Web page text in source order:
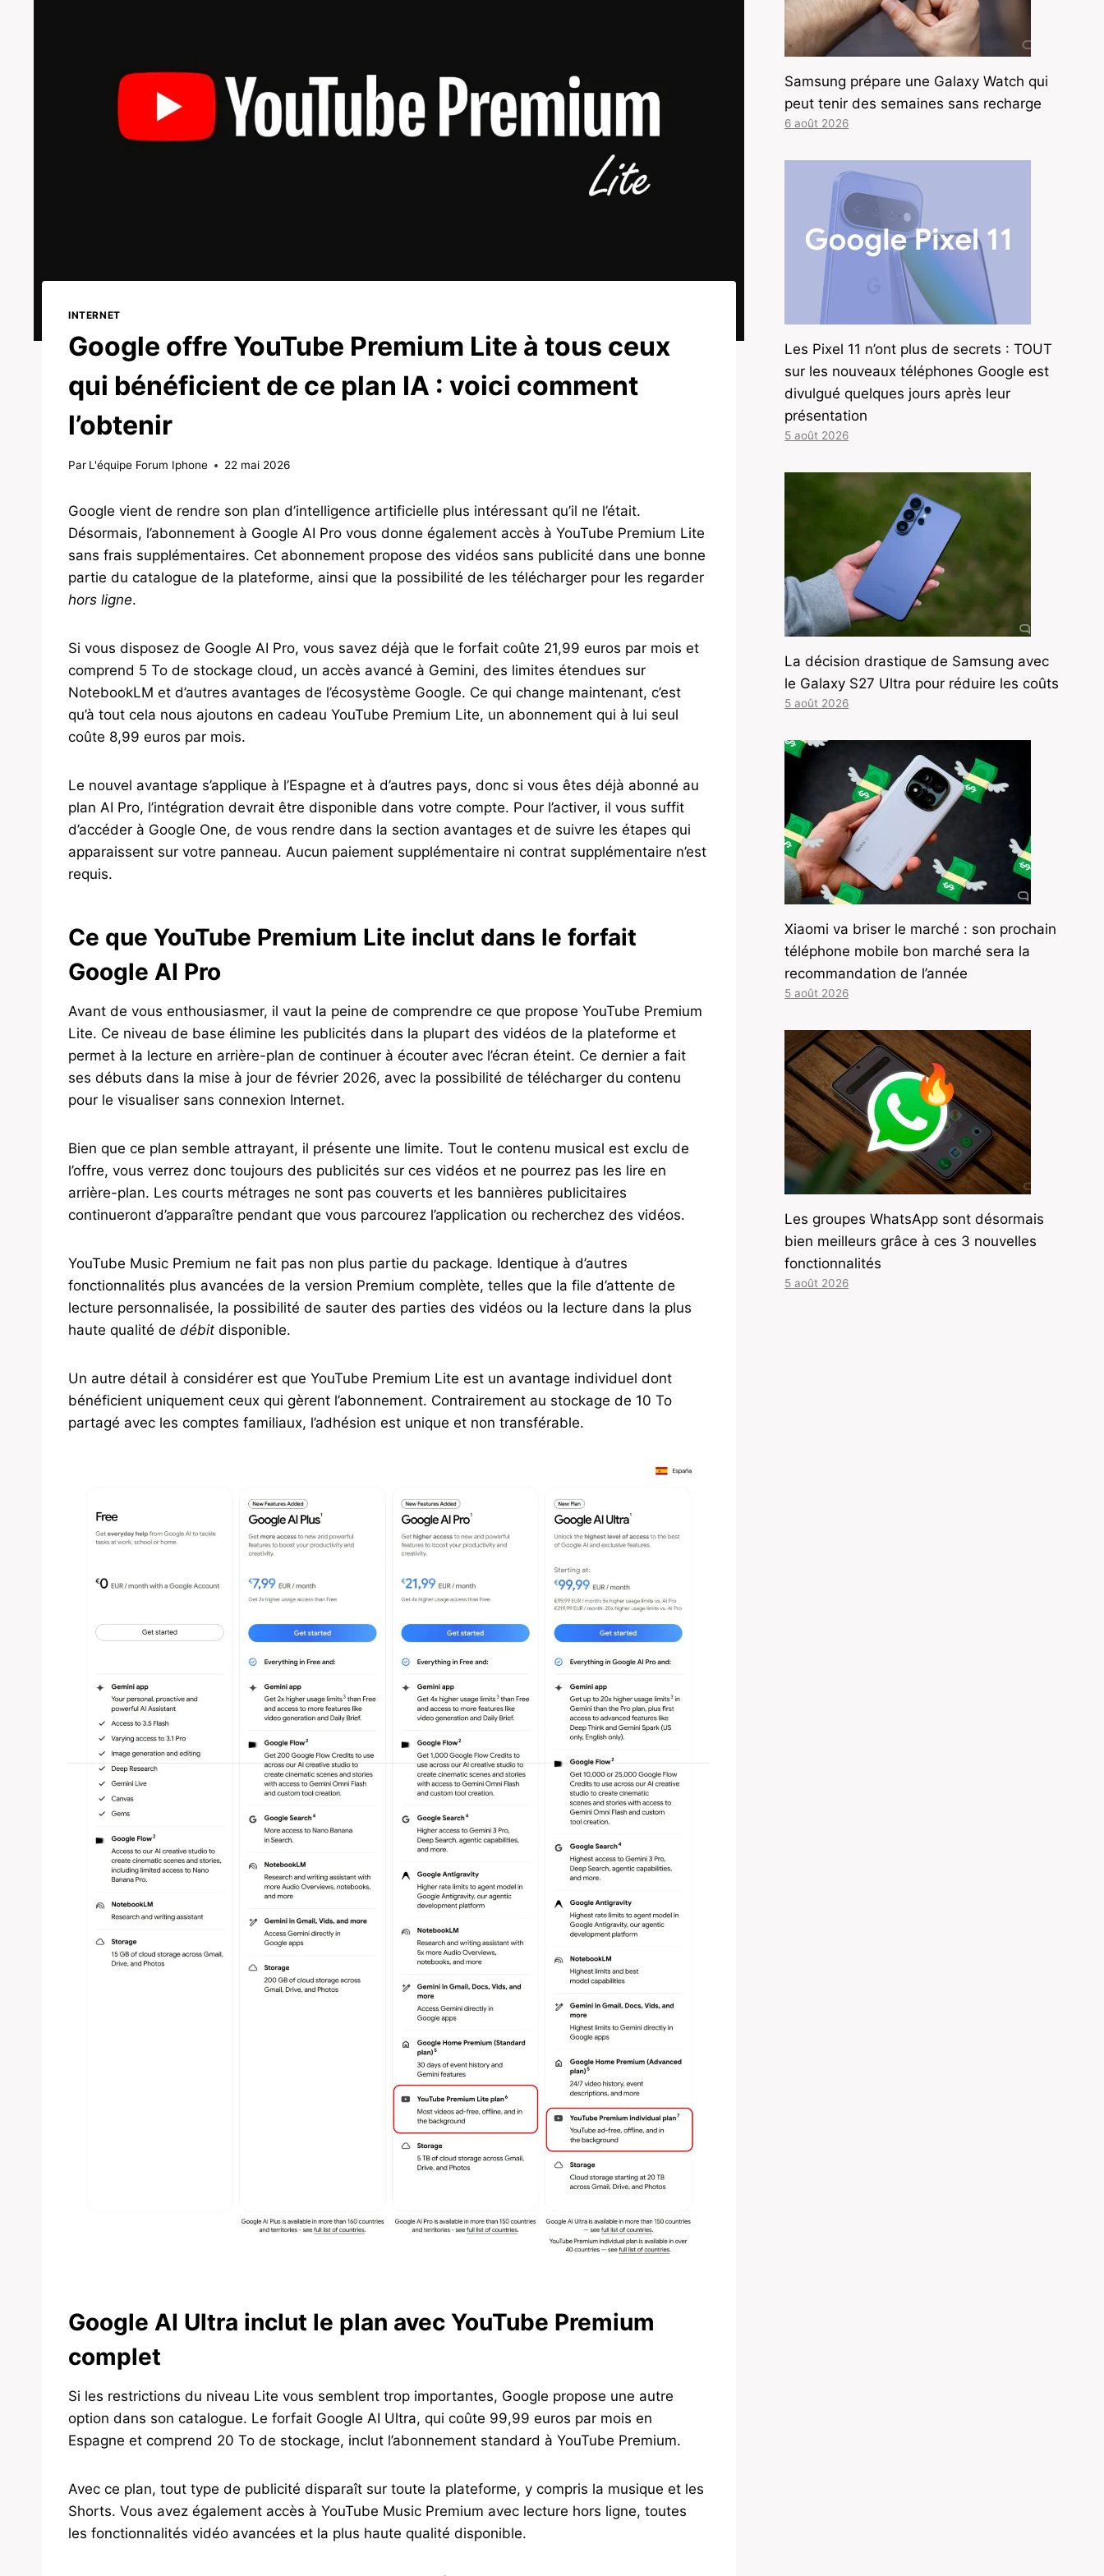
INTERNET
Google offre YouTube Premium Lite à tous ceux
qui bénéficient de ce plan IA : voici comment
l’obtenir
Par L'équipe Forum Iphone 22 mai 2026
Google vient de rendre son plan d’intelligence artificielle plus intéressant qu’il ne l’était.
Désormais, l’abonnement à Google AI Pro vous donne également accès à YouTube Premium Lite
sans frais supplémentaires. Cet abonnement propose des vidéos sans publicité dans une bonne
partie du catalogue de la plateforme, ainsi que la possibilité de les télécharger pour les regarder
hors ligne.
Si vous disposez de Google AI Pro, vous savez déjà que le forfait coûte 21,99 euros par mois et
comprend 5 To de stockage cloud, un accès avancé à Gemini, des limites étendues sur
NotebookLM et d’autres avantages de l’écosystème Google. Ce qui change maintenant, c’est
qu’à tout cela nous ajoutons en cadeau YouTube Premium Lite, un abonnement qui à lui seul
coûte 8,99 euros par mois.
Le nouvel avantage s’applique à l’Espagne et à d’autres pays, donc si vous êtes déjà abonné au
plan AI Pro, l’intégration devrait être disponible dans votre compte. Pour l’activer, il vous suffit
d’accéder à Google One, de vous rendre dans la section avantages et de suivre les étapes qui
apparaissent sur votre panneau. Aucun paiement supplémentaire ni contrat supplémentaire n’est
requis.
Ce que YouTube Premium Lite inclut dans le forfait
Google AI Pro
Avant de vous enthousiasmer, il vaut la peine de comprendre ce que propose YouTube Premium
Lite. Ce niveau de base élimine les publicités dans la plupart des vidéos de la plateforme et
permet à la lecture en arrière-plan de continuer à écouter avec l’écran éteint. Ce dernier a fait
ses débuts dans la mise à jour de février 2026, avec la possibilité de télécharger du contenu
pour le visualiser sans connexion Internet.
Bien que ce plan semble attrayant, il présente une limite. Tout le contenu musical est exclu de
l’offre, vous verrez donc toujours des publicités sur ces vidéos et ne pourrez pas les lire en
arrière-plan. Les courts métrages ne sont pas couverts et les bannières publicitaires
continueront d’apparaître pendant que vous parcourez l’application ou recherchez des vidéos.
YouTube Music Premium ne fait pas non plus partie du package. Identique à d’autres
fonctionnalités plus avancées de la version Premium complète, telles que la file d’attente de
lecture personnalisée, la possibilité de sauter des parties des vidéos ou la lecture dans la plus
haute qualité de débit disponible.
Un autre détail à considérer est que YouTube Premium Lite est un avantage individuel dont
bénéficient uniquement ceux qui gèrent l’abonnement. Contrairement au stockage de 10 To
partagé avec les comptes familiaux, l’adhésion est unique et non transférable.
Google AI Ultra inclut le plan avec YouTube Premium
complet
Si les restrictions du niveau Lite vous semblent trop importantes, Google propose une autre
option dans son catalogue. Le forfait Google AI Ultra, qui coûte 99,99 euros par mois en
Espagne et comprend 20 To de stockage, inclut l’abonnement standard à YouTube Premium.
Avec ce plan, tout type de publicité disparaît sur toute la plateforme, y compris la musique et les
Shorts. Vous avez également accès à YouTube Music Premium avec lecture hors ligne, toutes
les fonctionnalités vidéo avancées et la plus haute qualité disponible.
Samsung prépare une Galaxy Watch qui
peut tenir des semaines sans recharge
6 août 2026
Les Pixel 11 n’ont plus de secrets : TOUT
sur les nouveaux téléphones Google est
divulgué quelques jours après leur
présentation
5 août 2026
La décision drastique de Samsung avec
le Galaxy S27 Ultra pour réduire les coûts
5 août 2026
Xiaomi va briser le marché : son prochain
téléphone mobile bon marché sera la
recommandation de l’année
5 août 2026
Les groupes WhatsApp sont désormais
bien meilleurs grâce à ces 3 nouvelles
fonctionnalités
5 août 2026